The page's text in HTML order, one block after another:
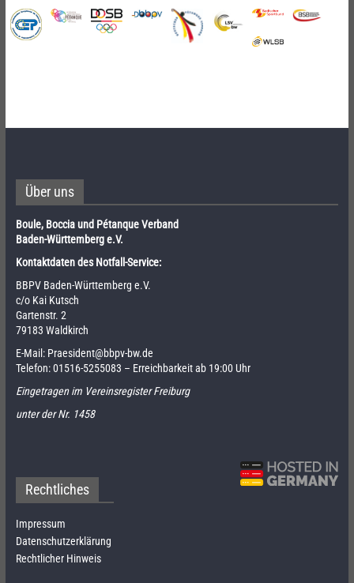
Über uns
Boule, Boccia und Pétanque Verband
Baden-Württemberg e.V.
Kontaktdaten des Notfall-Service:
BBPV Baden-Württemberg e.V.
c/o Kai Kutsch
Gartenstr. 2
79183 Waldkirch
E-Mail: Praesident@bbpv-bw.de
Telefon:01516-5255083 – Erreichbarkeit ab 19:00 Uhr
Eingetragen im Vereinsregister Freiburg
unter der Nr. 1458
Rechtliches
Impressum
Datenschutzerklärung
Rechtlicher Hinweis